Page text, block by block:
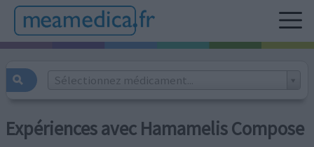
Sélectionnez médicament...
Expériences avec Hamamelis Compose